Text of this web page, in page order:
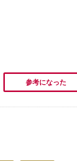
参考になった